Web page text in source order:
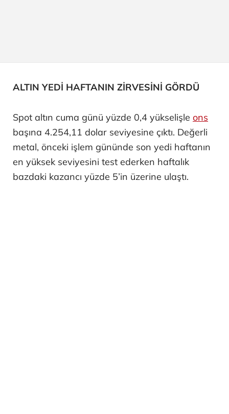
ALTIN YEDİ HAFTANIN ZİRVESİNİ GÖRDÜ
Spot altın cuma günü yüzde 0,4 yükselişle ons
başına 4.254,11 dolar seviyesine çıktı. Değerli
metal, önceki işlem gününde son yedi haftanın
en yüksek seviyesini test ederken haftalık
bazdaki kazancı yüzde 5’in üzerine ulaştı.